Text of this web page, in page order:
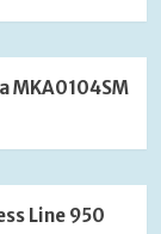
MKA0104SM
Line 950